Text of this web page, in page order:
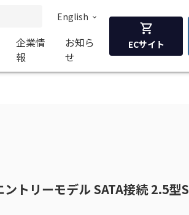
English
企業情
報
お知ら
せ
ECサイト
トリーモデル SATA接続 2.5型S